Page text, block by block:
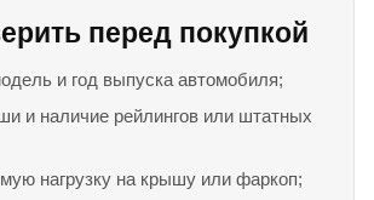
перед покупкой
и год выпуска автомобиля;
и наличие рейлингов или штатных
нагрузку на крышу или фаркоп;